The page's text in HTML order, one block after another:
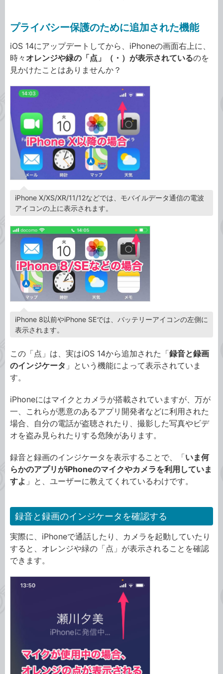
プライバシー保護のために追加された機能
iOS 14にアップデートしてから、iPhoneの画面右上に、
時々 オレンジや緑の「点」（・）が表示されているのを
見かけたことはありませんか？
iPhone X/XS/XR/11/12などでは、モバイルデータ通信の電波
アイコンの上に表示されます。
iPhone 8以前やiPhone SEでは、バッテリーアイコンの左側に
表示されます。
この「点」は、実はiOS 14から追加された「録音と録画
のインジケータ 」という機能によって表示されていま
す。
iPhoneにはマイクとカメラが搭載されていますが、万が
一、これらが悪意のあるアプリ開発者などに利用された
場合、自分の電話が盗聴されたり、撮影した写真やビデ
オを盗み見られたりする危険があります。
録音と録画のインジケータを表示することで、「いま何
らかのアプリがiPhoneのマイクやカメラを利用していま
すよ 」と、ユーザーに教えてくれているわけです。
録音と録画のインジケータを確認する
実際に、iPhoneで通話したり、カメラを起動していたり
すると、オレンジや緑の「点」が表示されることを確認
できます。